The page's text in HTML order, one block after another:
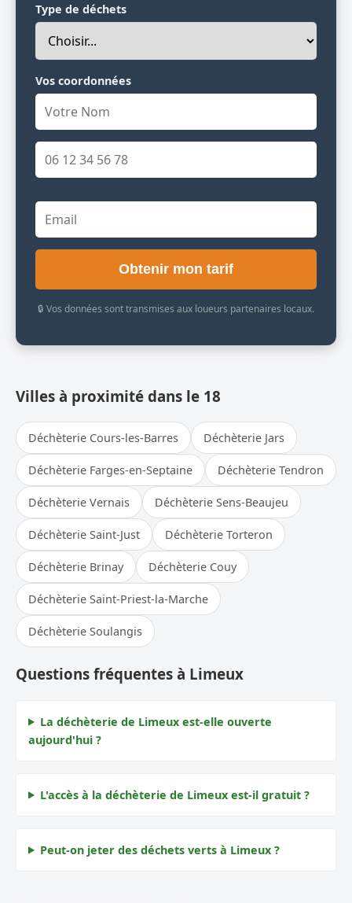
Type de déchets
Vos coordonnées
Obtenir mon tarif
🔒 Vos données sont transmises aux loueurs partenaires locaux.
Villes à proximité dans le 18
Déchèterie Cours-les-Barres Déchèterie Jars
Déchèterie Farges-en-Septaine Déchèterie Tendron
Déchèterie Vernais Déchèterie Sens-Beaujeu
Déchèterie Saint-Just Déchèterie Torteron
Déchèterie Brinay Déchèterie Couy
Déchèterie Saint-Priest-la-Marche
Déchèterie Soulangis
Questions fréquentes à Limeux
La déchèterie de Limeux est-elle ouverte
aujourd'hui ?
L'accès à la déchèterie de Limeux est-il gratuit ?
Peut-on jeter des déchets verts à Limeux ?